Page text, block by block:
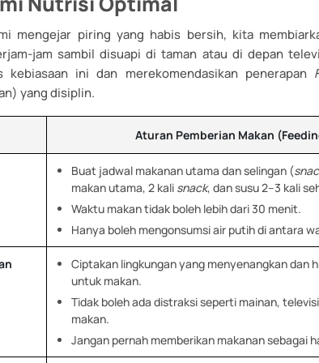
mengejar piring yang habis bersih, kita
jam sambil disuapi di taman atau di depan
kebiasaan ini dan merekomendasikan penerapan
yang disiplin.
Aturan Pemberian Makan
Buat jadwal makanan utama dan selingan (
makan utama, 2 kali snack, dan susu 2–3 kali
Waktu makan tidak boleh lebih dari 30 menit.
Hanya boleh mengonsumsi air putih di antara
Ciptakan lingkungan yang menyenangkan dan
untuk makan.
Tidak boleh ada distraksi seperti mainan,
makan.
Jangan pernah memberikan makanan sebagai